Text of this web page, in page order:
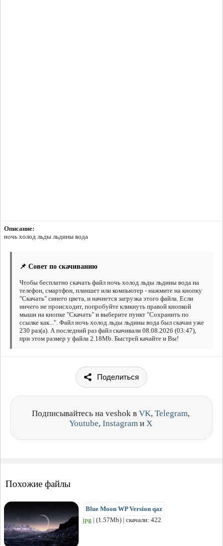
Описание:
ночь холод льды льдины вода
📌 Совет по скачиванию
Чтобы бесплатно скачать файл ночь холод льды льдины вода на
телефон, смартфон, планшет или компьютер - нажмите на кнопку
"Скачать" синего цвета, и начнется загрузка этого файла. Если
ничего не происходит, попробуйте кликнуть правой кнопкой
мыши на кнопке "Скачать" и выберите пункт "Сохранить по
ссылке как...". Файл ночь холод льды льдины вода был скачан уже
230 раз(а). А последний раз файл скачивали 08.08.2026 (03:47),
при этом размер у файла 2.18Mb. Быстрей качайте и Вы!
Поделиться
Подписывайтесь на veshok в VK, Telegram,
Youtube, Instagram и X
Похожие файлы
Blue Moon WP Version qaz
jpg | (1.57Mb) | скачали: 422